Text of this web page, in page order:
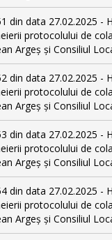
din data 27.02.2025 -
protocolului de
Argeș și Consiliul
din data 27.02.2025 -
protocolului de
Argeș și Consiliul
din data 27.02.2025 -
protocolului de
Argeș și Consiliul
din data 27.02.2025 -
protocolului de
Argeș și Consiliul